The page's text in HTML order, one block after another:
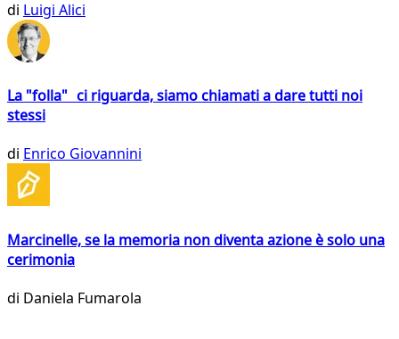
di Luigi Alici
La "folla" ci riguarda, siamo chiamati a dare tutti noi
stessi
di Enrico Giovannini
Marcinelle, se la memoria non diventa azione è solo una
cerimonia
di Daniela Fumarola